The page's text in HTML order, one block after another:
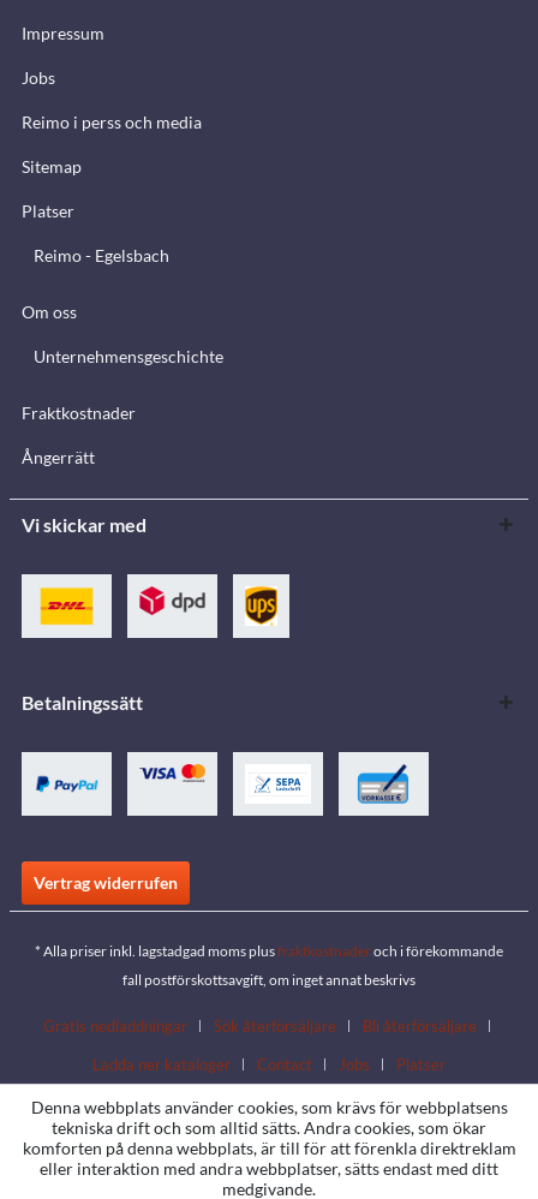
Impressum
Jobs
Reimo i perss och media
Sitemap
Platser
Reimo - Egelsbach
Om oss
Unternehmensgeschichte
Fraktkostnader
Ångerrätt
Vi skickar med
Betalningssätt
Vertrag widerrufen
* Alla priser inkl. lagstadgad moms plusfraktkostnaderoch i förekommande
fall postförskottsavgift, om inget annat beskrivs
Gratis nedladdningar Sök återförsäljare
Bli återförsäljare
Ladda ner kataloger
Contact Jobs Platser
Denna webbplats använder cookies, som krävs för webbplatsens
tekniska drift och som alltid sätts. Andra cookies, som ökar
komforten på denna webbplats, är till för att förenkla direktreklam
eller interaktion med andra webbplatser, sätts endast med ditt
medgivande.